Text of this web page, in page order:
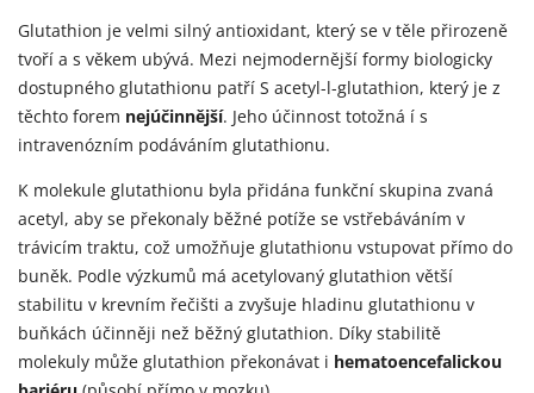
Glutathion je velmi silný antioxidant, který se v těle přirozeně
tvoří a s věkem ubývá. Mezi nejmodernější formy biologicky
dostupného glutathionu patří S acetyl-l-glutathion, který je z
těchto forem nejúčinnější. Jeho účinnost totožná í s
intravenózním podáváním glutathionu.
K molekule glutathionu byla přidána funkční skupina zvaná
acetyl, aby se překonaly běžné potíže se vstřebáváním v
trávicím traktu, což umožňuje glutathionu vstupovat přímo do
buněk. Podle výzkumů má acetylovaný glutathion větší
stabilitu v krevním řečišti a zvyšuje hladinu glutathionu v
buňkách účinněji než běžný glutathion. Díky stabilitě
molekuly může glutathion překonávat i hematoencefalickou